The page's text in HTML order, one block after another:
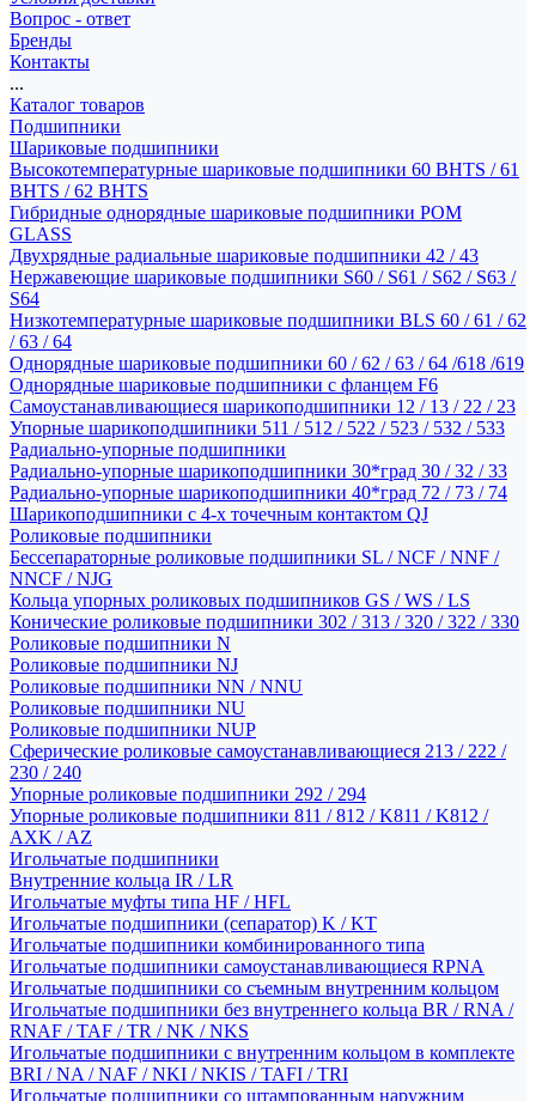
Вопрос - ответ
Бренды
Контакты
...
Каталог товаров
Подшипники
Шариковые подшипники
Высокотемпературные шариковые подшипники 60 BHTS / 61
BHTS / 62 BHTS
Гибридные однорядные шариковые подшипники POM
GLASS
Двухрядные радиальные шариковые подшипники 42 / 43
Нержавеющие шариковые подшипники S60 / S61 / S62 / S63 /
S64
Низкотемпературные шариковые подшипники BLS 60 / 61 / 62
/ 63 / 64
Однорядные шариковые подшипники 60 / 62 / 63 / 64 /618 /619
Однорядные шариковые подшипники с фланцем F6
Самоустанавливающиеся шарикоподшипники 12 / 13 / 22 / 23
Упорные шарикоподшипники 511 / 512 / 522 / 523 / 532 / 533
Радиально-упорные подшипники
Радиально-упорные шарикоподшипники 30*град 30 / 32 / 33
Радиально-упорные шарикоподшипники 40*град 72 / 73 / 74
Шарикоподшипники с 4-х точечным контактом QJ
Роликовые подшипники
Бессепараторные роликовые подшипники SL / NCF / NNF /
NNCF / NJG
Кольца упорных роликовых подшипников GS / WS / LS
Конические роликовые подшипники 302 / 313 / 320 / 322 / 330
Роликовые подшипники N
Роликовые подшипники NJ
Роликовые подшипники NN / NNU
Роликовые подшипники NU
Роликовые подшипники NUP
Сферические роликовые самоустанавливающиеся 213 / 222 /
230 / 240
Упорные роликовые подшипники 292 / 294
Упорные роликовые подшипники 811 / 812 / K811 / K812 /
AXK / AZ
Игольчатые подшипники
Внутренние кольца IR / LR
Игольчатые муфты типа HF / HFL
Игольчатые подшипники (сепаратор) K / KT
Игольчатые подшипники комбинированного типа
Игольчатые подшипники самоустанавливающиеся RPNA
Игольчатые подшипники со съемным внутренним кольцом
Игольчатые подшипники без внутреннего кольца BR / RNA /
RNAF / TAF / TR / NK / NKS
Игольчатые подшипники с внутренним кольцом в комплекте
BRI / NA / NAF / NKI / NKIS / TAFI / TRI
Игольчатые подшипники со штампованным наружним